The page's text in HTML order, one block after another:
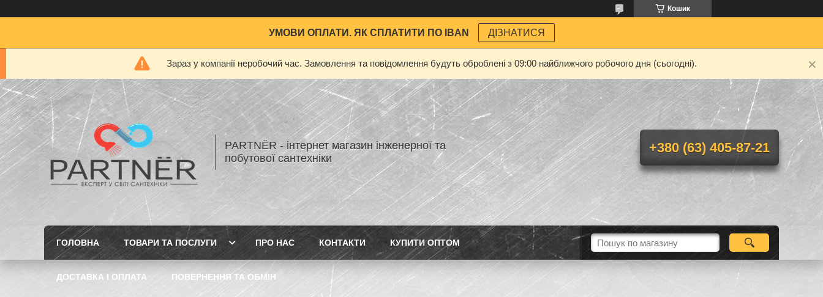
Кошик
УМОВИ ОПЛАТИ. ЯК СПЛАТИТИ ПО IBAN ДІЗНАТИСЯ
Зараз у компанії неробочий час. Замовлення та повідомлення будуть оброблені з 09:00 найближчого робочого дня (сьогодні).
PARTNЁR - інтернет магазин інженерної та
побутової сантехніки
+380 (63) 405-87-21
ГОЛОВНА ТОВАРИ ТА ПОСЛУГИ ПРО НАС КОНТАКТИ КУПИТИ ОПТОМ
ДОСТАВКА І ОПЛАТА ПОВЕРНЕННЯ ТА ОБМІН